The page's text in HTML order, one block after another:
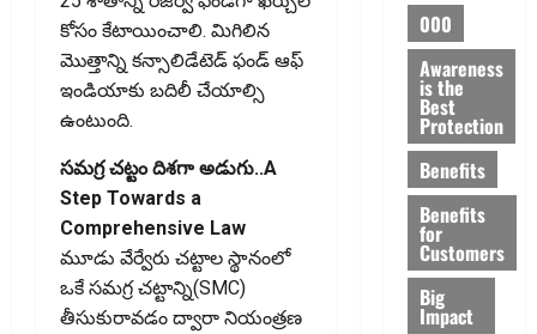
కోసం కేటాయించాలి. మిగిలిన
మొత్తాన్ని కన్సాలిడేటెడ్‌ ఫండ్‌ ఆఫ్‌
ఇండియాకు బదిలీ చేయాల్సి
ఉంటుంది.
సమగ్ర చట్టం దిశగా అడుగు..A
Step Towards a
Comprehensive Law
మూడు వేర్వేరు చట్టాల స్థానంలో
ఒకే సమగ్ర చట్టాన్ని(SMC)
తీసుకురావడం ద్వారా నియంత్రణ
000
Awareness
is the
Best
Protection
Benefits
Benefits
for
Customers
Big
Impact